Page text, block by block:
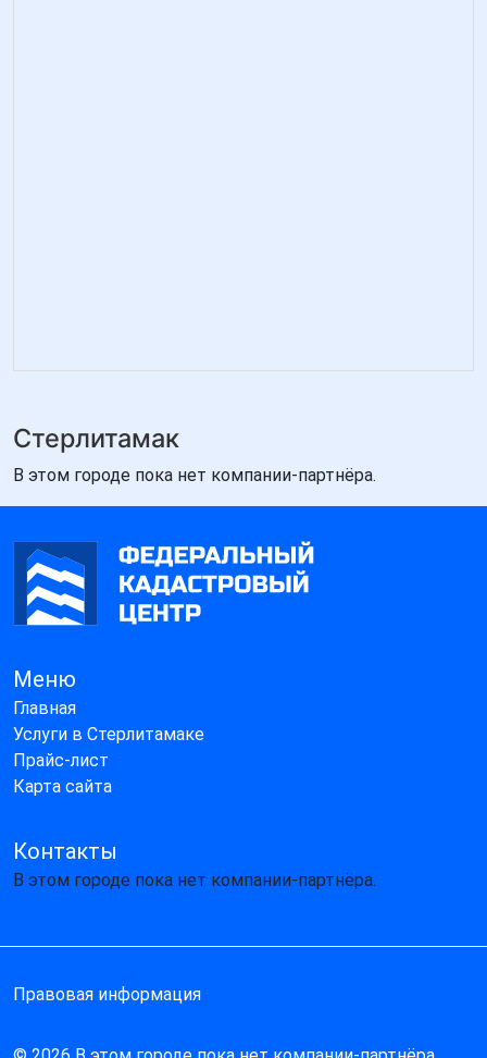
Стерлитамак
В этом городе пока нет компании-партнёра.
Меню
Главная
Услуги в Стерлитамаке
Прайс-лист
Карта сайта
Контакты
В этом городе пока нет компании-партнёра.
Правовая информация